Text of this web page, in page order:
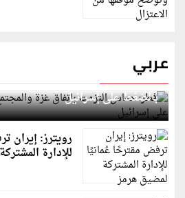
عربي
قطر: حماس التزمت باتفاق غزة
بالضغط على إسرائيل
رويترز: إيران
للإدارة